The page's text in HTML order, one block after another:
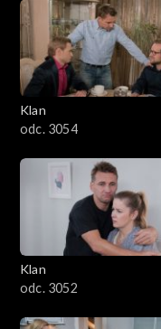
Klan
odc. 3054
Klan
odc. 3052